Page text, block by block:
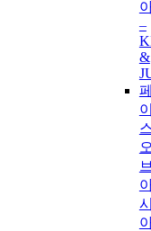
–
&
페
이
오
브
시